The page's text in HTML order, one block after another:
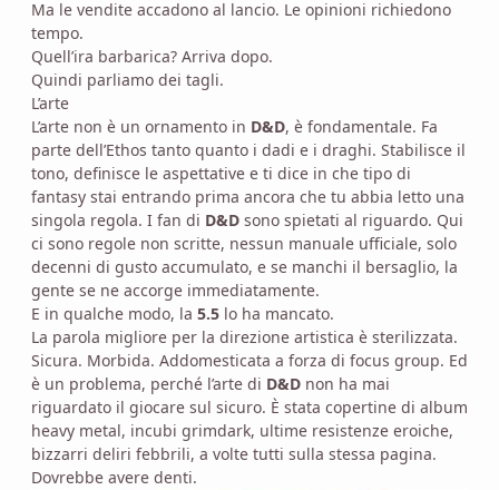
Ma le vendite accadono al lancio. Le opinioni richiedono
tempo.
Quell’ira barbarica? Arriva dopo.
Quindi parliamo dei tagli.
L’arte
L’arte non è un ornamento in D&D, è fondamentale. Fa
parte dell’Ethos tanto quanto i dadi e i draghi. Stabilisce il
tono, definisce le aspettative e ti dice in che tipo di
fantasy stai entrando prima ancora che tu abbia letto una
singola regola. I fan di D&D sono spietati al riguardo. Qui
ci sono regole non scritte, nessun manuale ufficiale, solo
decenni di gusto accumulato, e se manchi il bersaglio, la
gente se ne accorge immediatamente.
E in qualche modo, la 5.5 lo ha mancato.
La parola migliore per la direzione artistica è sterilizzata.
Sicura. Morbida. Addomesticata a forza di focus group. Ed
è un problema, perché l’arte di D&D non ha mai
riguardato il giocare sul sicuro. È stata copertine di album
heavy metal, incubi grimdark, ultime resistenze eroiche,
bizzarri deliri febbrili, a volte tutti sulla stessa pagina.
Dovrebbe avere denti.